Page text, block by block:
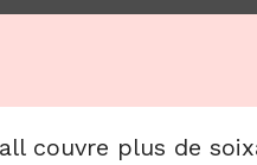
couvre plus de